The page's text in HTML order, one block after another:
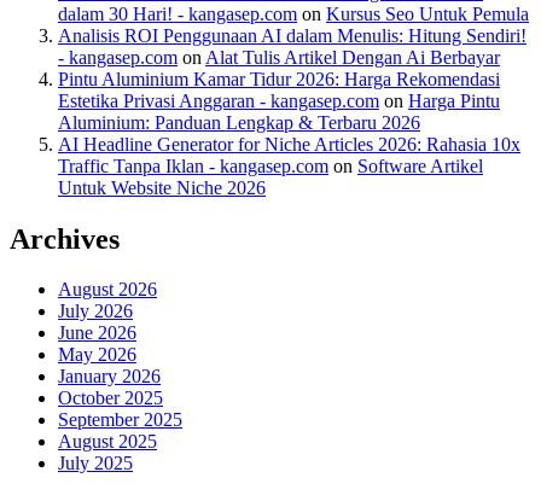
dalam 30 Hari! - kangasep.com on Kursus Seo Untuk Pemula
Analisis ROI Penggunaan AI dalam Menulis: Hitung Sendiri!
- kangasep.com on Alat Tulis Artikel Dengan Ai Berbayar
Pintu Aluminium Kamar Tidur 2026: Harga Rekomendasi
Estetika Privasi Anggaran - kangasep.com on Harga Pintu
Aluminium: Panduan Lengkap & Terbaru 2026
AI Headline Generator for Niche Articles 2026: Rahasia 10x
Traffic Tanpa Iklan - kangasep.com on Software Artikel
Untuk Website Niche 2026
Archives
August 2026
July 2026
June 2026
May 2026
January 2026
October 2025
September 2025
August 2025
July 2025